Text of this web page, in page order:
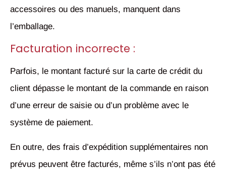
accessoires ou des manuels, manquent dans
l’emballage.
Facturation incorrecte :
Parfois, le montant facturé sur la carte de crédit du
client dépasse le montant de la commande en raison
d’une erreur de saisie ou d’un problème avec le
système de paiement.
En outre, des frais d’expédition supplémentaires non
prévus peuvent être facturés, même s’ils n’ont pas été